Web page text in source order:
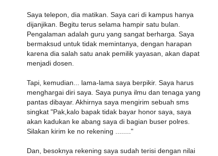
Saya telepon, dia matikan. Saya cari di kampus hanya
dijanjikan. Begitu terus selama hampir satu bulan.
Pengalaman adalah guru yang sangat berharga. Saya
bermaksud untuk tidak memintanya, dengan harapan
karena dia salah satu anak pemilik yayasan, akan dapat
menjadi dosen.
Tapi, kemudian... lama-lama saya berpikir. Saya harus
menghargai diri saya. Saya punya ilmu dan tenaga yang
pantas dibayar. Akhirnya saya mengirim sebuah sms
singkat "Pak,kalo bapak tidak bayar honor saya, saya
akan kadukan ke abang saya di bagian buser polres.
Silakan kirim ke no rekening ........"
Dan, besoknya rekening saya sudah terisi dengan nilai